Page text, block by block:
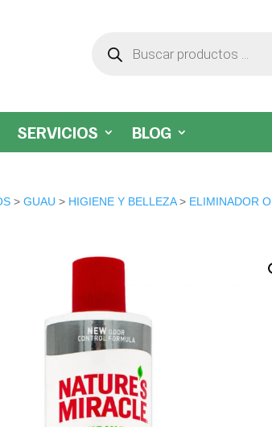
productos
SERVICIOS BLOG
>GUAU > HIGIENE Y BELLEZA> ELIMINADOR